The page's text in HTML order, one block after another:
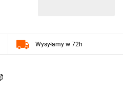
Wysyłamy w 72h